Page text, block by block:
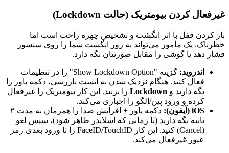
غیرفعال کردن بیومتریک (حالت Lockdown)
باز کردن قفل با اثر انگشت و تشخیص چهره راحت است اما
خطرناک. یک مأمور می‌تواند به زور انگشت شما را روی سنسور
فشار دهد یا گوشی را مقابل صورتتان نگه دارد.
اندروید:
گزینه "Show Lockdown Option" را در تنظیمات
فعال کنید. هنگام نزدیک شدن به ایست بازرسی، دکمه پاور را
نگه دارید و Lockdown را بزنید. این کار بیومتریک را غیرفعال
کرده و ورود پین/الگو را اجباری می‌کند.
iOS (آیفون):
دکمه پاور + افزایش صدا را همزمان به مدت ۲
ثانیه نگه دارید (تا زمانی که اسلایدر ظاهر شود)، سپس لغو
(Cancel) کنید. این کار FaceID/TouchID را تا ورود بعدی رمز
عبور غیرفعال می‌کند.